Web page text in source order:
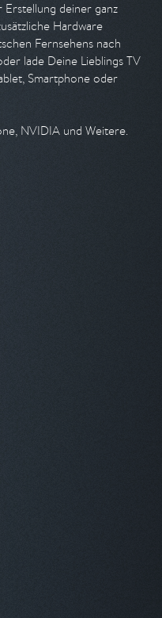
deiner ganz
Hardware
Fernsehens nach
lade Deine Lieblings TV
Smartphone oder
NVIDIA und Weitere.